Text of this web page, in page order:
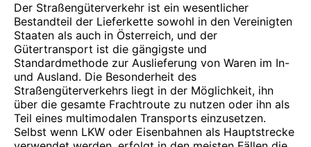
Der Straßengüterverkehr ist ein wesentlicher
Bestandteil der Lieferkette sowohl in den Vereinigten
Staaten als auch in Österreich, und der
Gütertransport ist die gängigste und
Standardmethode zur Auslieferung von Waren im In-
und Ausland. Die Besonderheit des
Straßengüterverkehrs liegt in der Möglichkeit, ihn
über die gesamte Frachtroute zu nutzen oder ihn als
Teil eines multimodalen Transports einzusetzen.
Selbst wenn LKW oder Eisenbahnen als Hauptstrecke